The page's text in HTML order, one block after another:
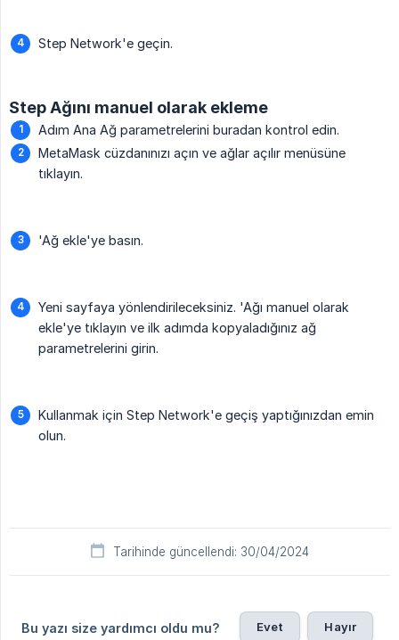
Step Network'e geçin.
Step Ağını manuel olarak ekleme
Adım Ana Ağ parametrelerini buradan kontrol edin.
MetaMask cüzdanınızı açın ve ağlar açılır menüsüne
tıklayın.
'Ağ ekle'ye basın.
Yeni sayfaya yönlendirileceksiniz. 'Ağı manuel olarak
ekle'ye tıklayın ve ilk adımda kopyaladığınız ağ
parametrelerini girin.
Kullanmak için Step Network'e geçiş yaptığınızdan emin
olun.
Tarihinde güncellendi: 30/04/2024
Bu yazı size yardımcı oldu mu? Evet Hayır